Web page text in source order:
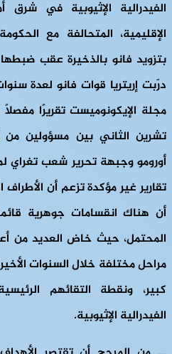
الفيدرالية الإثيوبية في
الإقليمية، المتحالفة مع الحكومة
بتزويد فانو بالذخيرة عقب
درّبت إريتريا قوات فانو لعدة
مجلة الإيكونوميست تقريرًا
تشرين الثاني بين مسؤولين من
أورومو وجبهة تحرير شعب تغراي
تقارير غير مؤكدة تزعم أن الأطراف
أن هناك انقسامات جوهرية
المحتمل، حيث خاض العديد من
مراحل مختلفة خلال السنوات
كبير، ونقطة التقائهم
الفيدرالية الإثيوبية.